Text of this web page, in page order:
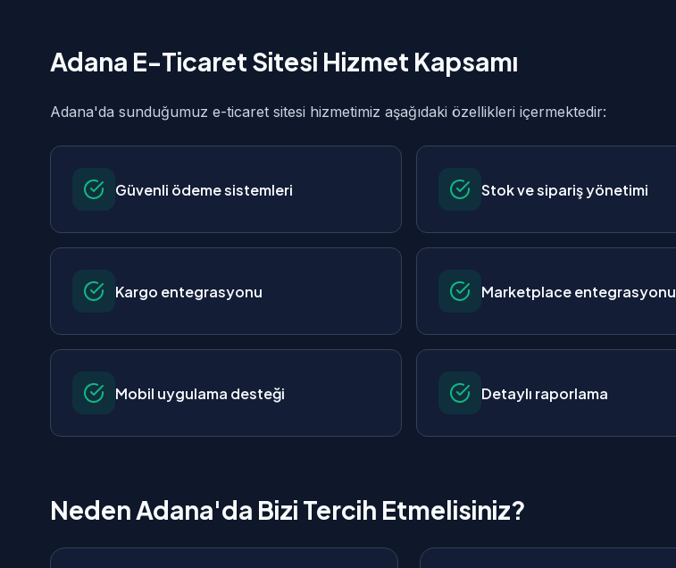
Adana E-Ticaret Sitesi Hizmet Kapsamı
Adana'da sunduğumuz e-ticaret sitesi hizmetimiz aşağıdaki özellikleri içermektedir:
Güvenli ödeme sistemleri Stok ve sipariş yönetimi
Kargo entegrasyonu Marketplace entegrasyonu
Mobil uygulama desteği Detaylı raporlama
Neden Adana'da Bizi Tercih Etmelisiniz?